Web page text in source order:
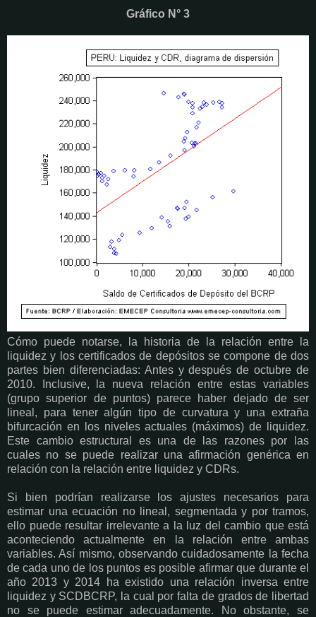
Gráfico N° 3
Cómo puede notarse, la historia de la relación entre la
liquidez y los certificados de depósitos se compone de dos
partes bien diferenciadas: Antes y después de octubre de
2010. Inclusive, la nueva relación entre estas variables
(grupo superior de puntos) parece haber dejado de ser
lineal, para tener algún tipo de curvatura y una extraña
bifurcación en los niveles actuales (máximos) de liquidez.
Este cambio estructural es una de las razones por las
cuales no se puede realizar una afirmación genérica en
relación con la relación entre liquidez y CDRs.
Si bien podrían realizarse los ajustes necesarios para
estimar una ecuación no lineal, segmentada y por tramos,
ello puede resultar irrelevante a la luz del cambio que está
aconteciendo actualmente en la relación entre ambas
variables. Así mismo, observando cuidadosamente la fecha
de cada uno de los puntos es posible afirmar que durante el
año 2013 y 2014 ha existido una relación inversa entre
liquidez y SCDBCRP, la cual por falta de grados de libertad
no se puede estimar adecuadamente. No obstante, se